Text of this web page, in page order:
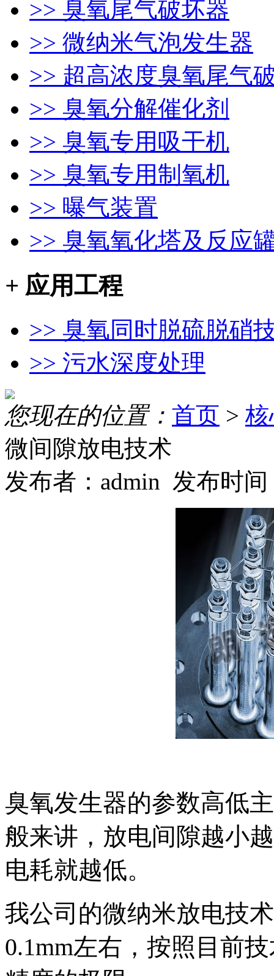
>> 臭氧尾气破坏器
>> 微纳米气泡发生器
>> 超高浓度臭氧尾气
>> 臭氧分解催化剂
>> 臭氧专用吸干机
>> 臭氧专用制氧机
>> 曝气装置
>> 臭氧氧化塔及反应
+ 应用工程
>> 臭氧同时脱硫脱硝
>> 污水深度处理
您现在的位置： 首页 >
微间隙放电技术
发布者：admin 发布时间
臭氧发生器的参数高低
般来讲，放电间隙越小
电耗就越低。
我公司的微纳米放电技
0.1mm左右，按照目前